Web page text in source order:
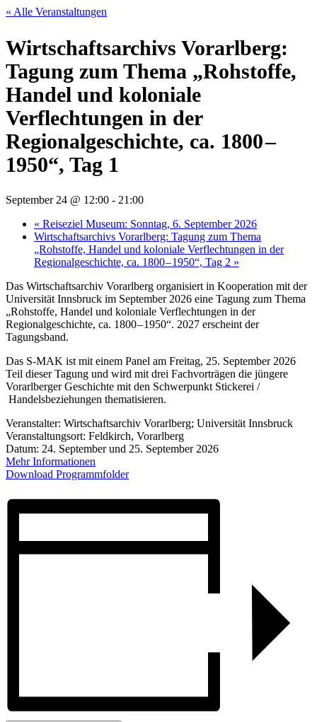
« Alle Veranstaltungen
Wirtschaftsarchivs Vorarlberg:
Tagung zum Thema „Rohstoffe,
Handel und koloniale
Verflechtungen in der
Regionalgeschichte, ca. 1800 –
1950“, Tag 1
September 24 @ 12:00 - 21:00
« Reiseziel Museum: Sonntag, 6. September 2026
Wirtschaftsarchivs Vorarlberg: Tagung zum Thema
„Rohstoffe, Handel und koloniale Verflechtungen in der
Regionalgeschichte, ca. 1800 – 1950“, Tag 2 »
Das Wirtschaftsarchiv Vorarlberg organisiert in Kooperation mit der
Universität Innsbruck im September 2026 eine Tagung zum Thema
„Rohstoffe, Handel und koloniale Verflechtungen in der
Regionalgeschichte, ca. 1800 – 1950“. 2027 erscheint der
Tagungsband.
Das S‑MAK ist mit einem Panel am Freitag, 25. September 2026
Teil dieser Tagung und wird mit drei Fachvorträgen die jüngere
Vorarlberger Geschichte mit den Schwerpunkt Stickerei /
Handelsbeziehungen thematisieren.
Veranstalter: Wirtschaftsarchiv Vorarlberg; Universität Innsbruck
Veranstaltungsort: Feldkirch, Vorarlberg
Datum: 24. September und 25. September 2026
Mehr Informationen
Download Programmfolder